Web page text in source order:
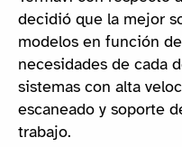
decidió que la mejor
modelos en función
necesidades de cada
sistemas con alta
escaneado y soporte
trabajo.